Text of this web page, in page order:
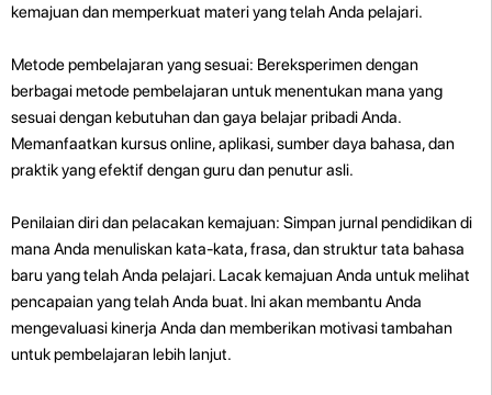
kemajuan dan memperkuat materi yang telah Anda pelajari.
Metode pembelajaran yang sesuai: Bereksperimen dengan
berbagai metode pembelajaran untuk menentukan mana yang
sesuai dengan kebutuhan dan gaya belajar pribadi Anda.
Memanfaatkan kursus online, aplikasi, sumber daya bahasa, dan
praktik yang efektif dengan guru dan penutur asli.
Penilaian diri dan pelacakan kemajuan: Simpan jurnal pendidikan di
mana Anda menuliskan kata-kata, frasa, dan struktur tata bahasa
baru yang telah Anda pelajari. Lacak kemajuan Anda untuk melihat
pencapaian yang telah Anda buat. Ini akan membantu Anda
mengevaluasi kinerja Anda dan memberikan motivasi tambahan
untuk pembelajaran lebih lanjut.